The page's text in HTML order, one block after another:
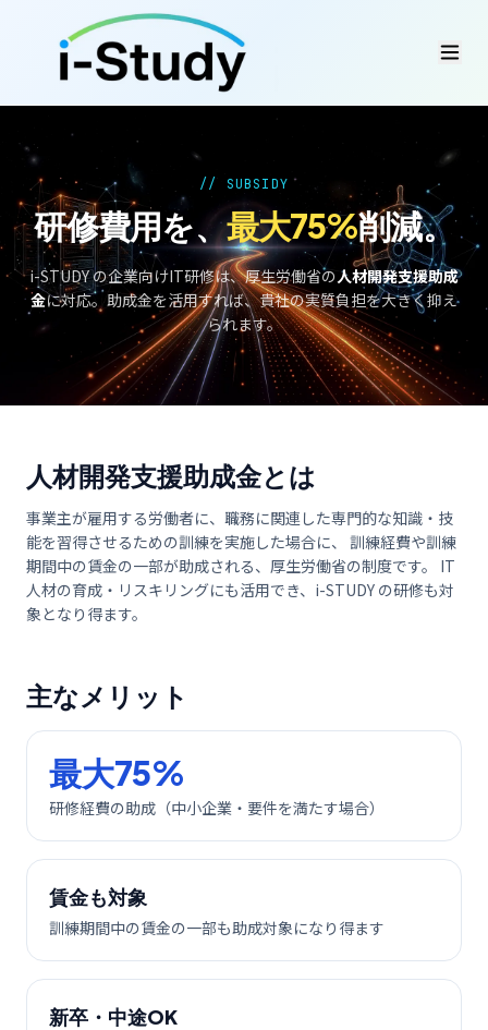
// SUBSIDY
研修費用を、最大75%削減。
i-STUDY の企業向けIT研修は、厚生労働省の人材開発支援助成
金に対応。 助成金を活用すれば、貴社の実質負担を大きく抑え
られます。
人材開発支援助成金とは
事業主が雇用する労働者に、職務に関連した専門的な知識・技
能を習得させるための訓練を実施した場合に、 訓練経費や訓練
期間中の賃金の一部が助成される、厚生労働省の制度です。 IT
人材の育成・リスキリングにも活用でき、i-STUDY の研修も対
象となり得ます。
主なメリット
最大75%
研修経費の助成（中小企業・要件を満たす場合）
賃金も対象
訓練期間中の賃金の一部も助成対象になり得ます
新卒・中途OK